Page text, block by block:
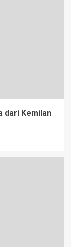
dari Kemilan